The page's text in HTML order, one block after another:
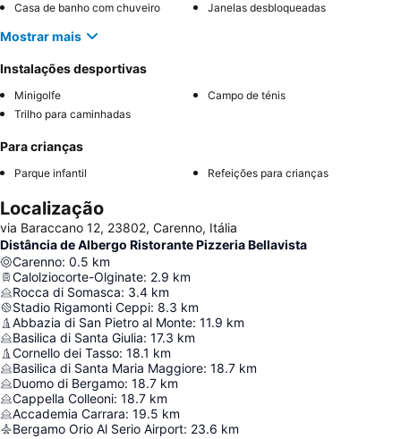
Casa de banho com chuveiro Janelas desbloqueadas
Mostrar mais
Instalações desportivas
Minigolfe
Campo de ténis
Trilho para caminhadas
Para crianças
Parque infantil Refeições para crianças
Localização
via Baraccano 12, 23802, Carenno, Itália
Distância de Albergo Ristorante Pizzeria Bellavista
Carenno: 0.5 km
Calolziocorte-Olginate: 2.9 km
Rocca di Somasca: 3.4 km
Stadio Rigamonti Ceppi: 8.3 km
Abbazia di San Pietro al Monte: 11.9 km
Basilica di Santa Giulia: 17.3 km
Cornello dei Tasso: 18.1 km
Basilica di Santa Maria Maggiore: 18.7 km
Duomo di Bergamo: 18.7 km
Cappella Colleoni: 18.7 km
Accademia Carrara: 19.5 km
Bergamo Orio Al Serio Airport: 23.6 km